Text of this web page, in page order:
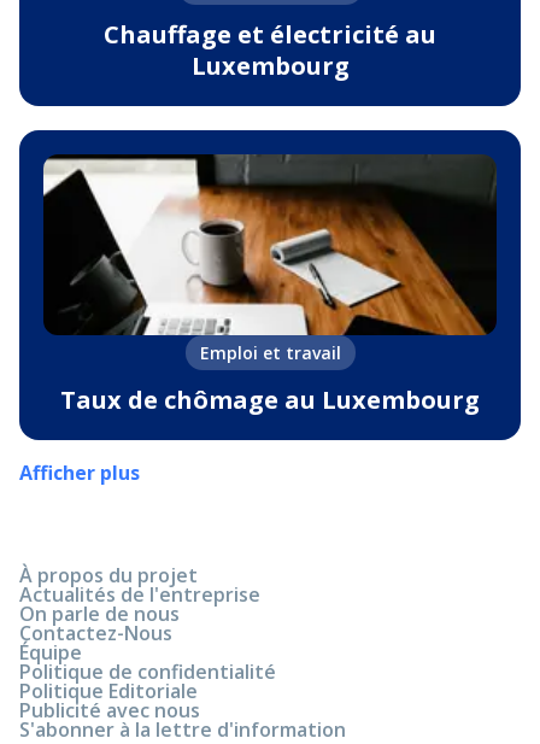
Chauffage et électricité au
Luxembourg
Emploi et travail
Taux de chômage au Luxembourg
Afficher plus
À propos du projet
Actualités de l'entreprise
On parle de nous
Contactez-Nous
Équipe
Politique de confidentialité
Politique Editoriale
Publicité avec nous
S'abonner à la lettre d'information